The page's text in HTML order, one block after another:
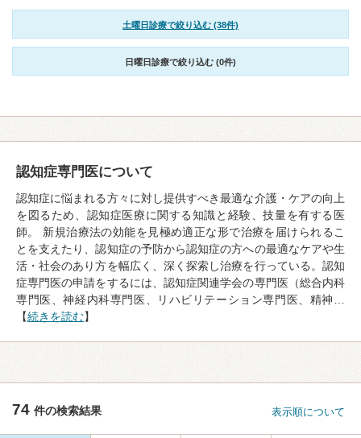
土曜日診療で絞り込む (38件)
日曜日診療で絞り込む (0件)
認知症専門医について
認知症に悩まれる方々に対し提供すべき最適な介護・ケアの向上
を図るため、認知症医療に関する知識と経験、技量を有する医
師。 新規治療法の効能を見極め適正な形で治療を届けられるこ
とを支えたり、認知症の予防から認知症の方への最適なケアや生
活・社会のあり方を幅広く、深く探索し治療を行っている。認知
症専門医の申請をするには、認知症関連学会の専門医（総合内科
専門医、神経内科専門医、リハビリテーション専門医、精神…
【続きを読む】
74 件の検索結果 表示順について